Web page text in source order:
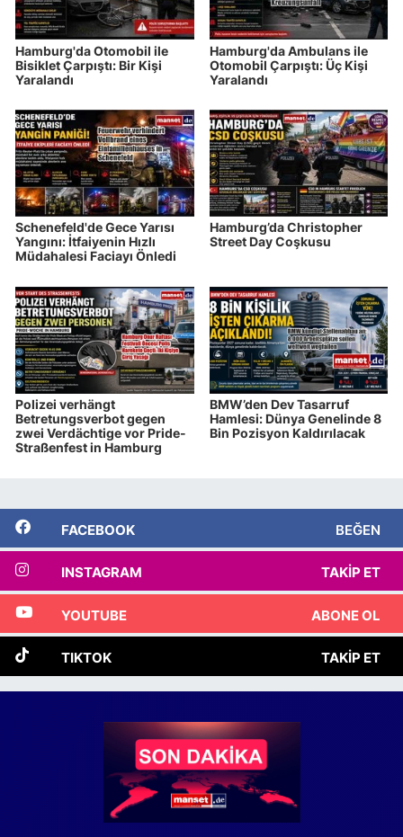
Hamburg'da Otomobil ile
Bisiklet Çarpıştı: Bir Kişi
Yaralandı
Hamburg'da Ambulans ile
Otomobil Çarpıştı: Üç Kişi
Yaralandı
Schenefeld'de Gece Yarısı
Yangını: İtfaiyenin Hızlı
Müdahalesi Faciayı Önledi
Hamburg’da Christopher
Street Day Coşkusu
Polizei verhängt
Betretungsverbot gegen
zwei Verdächtige vor Pride-
Straßenfest in Hamburg
BMW’den Dev Tasarruf
Hamlesi: Dünya Genelinde 8
Bin Pozisyon Kaldırılacak
FACEBOOK BEĞEN
INSTAGRAM TAKIP ET
YOUTUBE ABONE OL
TIKTOK TAKIP ET